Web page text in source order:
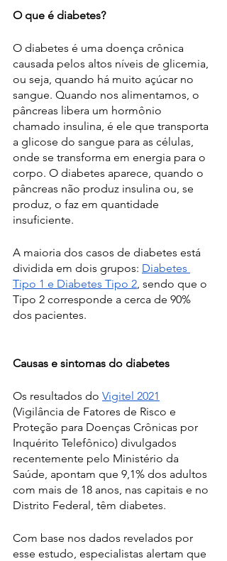
O que é diabetes?
O diabetes é uma doença crônica
causada pelos altos níveis de glicemia,
ou seja, quando há muito açúcar no
sangue. Quando nos alimentamos, o
pâncreas libera um hormônio
chamado insulina, é ele que transporta
a glicose do sangue para as células,
onde se transforma em energia para o
corpo. O diabetes aparece, quando o
pâncreas não produz insulina ou, se
produz, o faz em quantidade
insuficiente.
A maioria dos casos de diabetes está
dividida em dois grupos: Diabetes
Tipo 1 e Diabetes Tipo 2, sendo que o
Tipo 2 corresponde a cerca de 90%
dos pacientes.
Causas e sintomas do diabetes
Os resultados do Vigitel 2021
(Vigilância de Fatores de Risco e
Proteção para Doenças Crônicas por
Inquérito Telefônico) divulgados
recentemente pelo Ministério da
Saúde, apontam que 9,1% dos adultos
com mais de 18 anos, nas capitais e no
Distrito Federal, têm diabetes.
Com base nos dados revelados por
esse estudo, especialistas alertam que